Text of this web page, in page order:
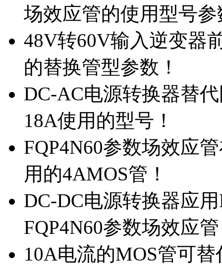
场效应管的使用型号参
48V转60V输入逆变器
的替换管型参数！
DC-AC电源转换器替
18A使用的型号！
FQP4N60参数场效应
用的4AMOS管！
DC-DC电源转换器应
FQP4N60参数场效应
10A电流的MOS管可